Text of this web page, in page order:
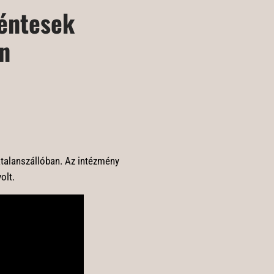
Az intézmény